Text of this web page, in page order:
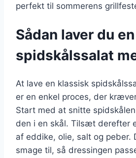
perfekt til sommerens
Sådan laver du
spidskålssalat
At lave en klassisk
er en enkel proces, der
Start med at snitte
den i en skål. Tilsæt derefter
af eddike, olie, salt og peber.
smage til, så dressingen